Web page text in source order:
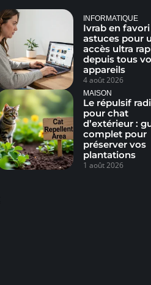
INFORMATIQUE
Ivrab en favori
astuces pour
accès ultra
depuis tous
appareils
4 août 2026
MAISON
Le répulsif
pour chat
d’extérieur :
complet pour
préserver vos
plantations
1 août 2026